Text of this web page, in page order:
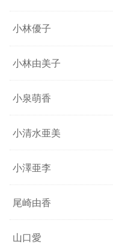
小林優子
小林由美子
小泉萌香
小清水亜美
小澤亜李
尾崎由香
山口愛